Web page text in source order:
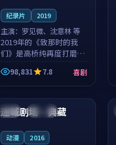
纪录片 2019
主演： 罗见微、沈意林 等
2019年的《致那时的我
们》是高桥纯再度打磨的
喜剧佳作。中国大陆的取
景与都市寓言的氛围相互
成就，罗见微与沈意林的
影片在悬念...
98,831 7.8 喜剧
中国 连载中
99:41
迷城剧场·典藏
动漫 2016